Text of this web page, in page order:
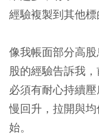
經驗複製到其他標
像我帳面部分高
股的經驗告訴我
必須有耐心持續
慢回升，拉開與
始。